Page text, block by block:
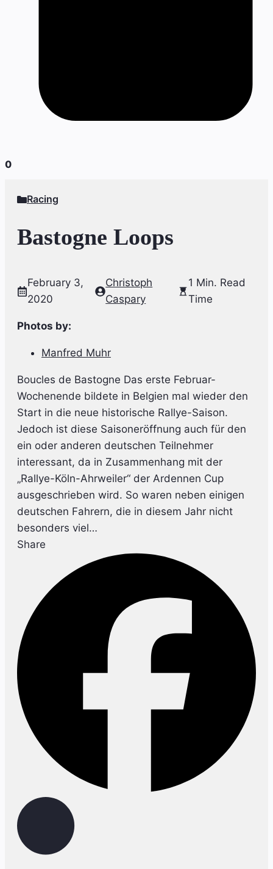
0
Racing
Bastogne Loops
February 3,
2020
Christoph
Caspary
1 Min. Read
Time
Photos by:
Manfred Muhr
Boucles de Bastogne Das erste Februar-
Wochenende bildete in Belgien mal wieder den
Start in die neue historische Rallye-Saison.
Jedoch ist diese Saisoneröffnung auch für den
ein oder anderen deutschen Teilnehmer
interessant, da in Zusammenhang mit der
„Rallye-Köln-Ahrweiler“ der Ardennen Cup
ausgeschrieben wird. So waren neben einigen
deutschen Fahrern, die in diesem Jahr nicht
besonders viel…
Share